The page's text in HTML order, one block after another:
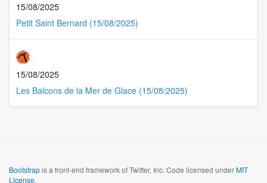
15/08/2025
Petit Saint Bernard (15/08/2025)
15/08/2025
Les Balcons de la Mer de Glace (15/08/2025)
Bootstrapis a front-end framework of Twitter, Inc. Code licensed underMIT
License.